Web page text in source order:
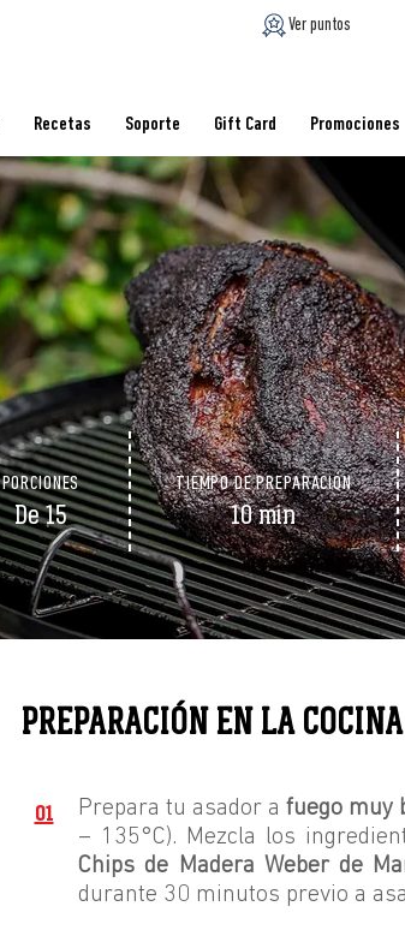
Ver puntos
Recetas Soporte Gift Card Promociones
PORCIONES
De 15
TIEMPO DE PREPARACIÓN
10 min
PREPARACIÓN EN LA COCINA
01 Prepara tu asador a fuego muy
– 135°C). Mezcla los
Chips de Madera Weber de
durante 30 minutos previo a